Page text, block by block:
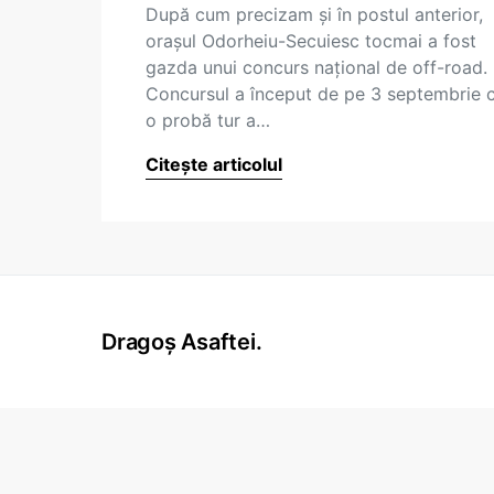
După cum precizam şi în postul anterior,
oraşul Odorheiu-Secuiesc tocmai a fost
gazda unui concurs naţional de off-road.
Concursul a început de pe 3 septembrie
o probă tur a…
Citește articolul
Dragoș Asaftei.